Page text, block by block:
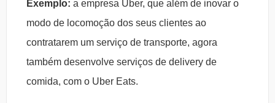
Exemplo: a empresa Uber, que além de inovar o
modo de locomoção dos seus clientes ao
contratarem um serviço de transporte, agora
também desenvolve serviços de delivery de
comida, com o Uber Eats.